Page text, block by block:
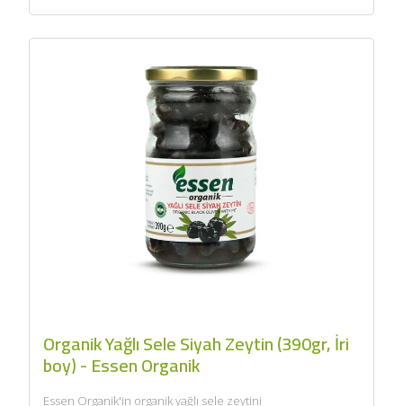
Organik Yağlı Sele Siyah Zeytin (390gr, İri
boy) - Essen Organik
Essen Organik'in organik yağlı sele zeytini